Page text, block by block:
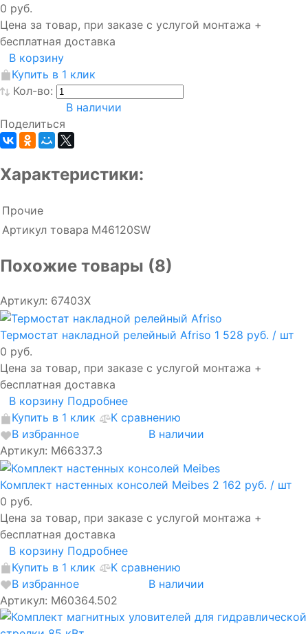
0 руб.
Цена за товар, при заказе с услугой монтажа +
бесплатная доставка
В корзину
Купить в 1 клик
Кол-во:
В наличии
Поделиться
Характеристики:
Прочие
Артикул товара M46120SW
Похожие товары (8)
Артикул: 67403X
Термостат накладной релейный Afriso 1 528 руб. / шт
0 руб.
Цена за товар, при заказе с услугой монтажа +
бесплатная доставка
В корзину Подробнее
Купить в 1 клик
К сравнению
В избранное
В наличии
Артикул: М66337.3
Комплект настенных консолей Meibes 2 162 руб. / шт
0 руб.
Цена за товар, при заказе с услугой монтажа +
бесплатная доставка
В корзину Подробнее
Купить в 1 клик
К сравнению
В избранное
В наличии
Артикул: M60364.502